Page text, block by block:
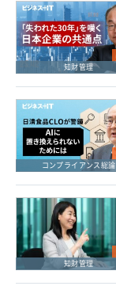
知財管理
コンプライアンス総論
知財管理